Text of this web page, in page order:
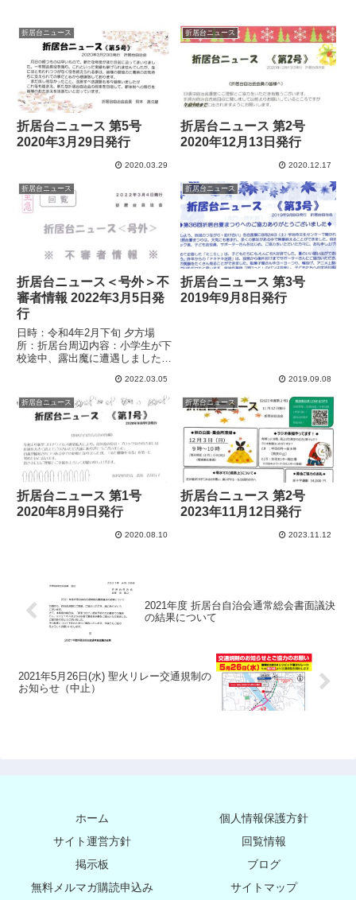
折居台ニュース
折居台ニュース 第5号
2020年3月29日発行
2020.03.29
折居台ニュース
折居台ニュース 第2号
2020年12月13日発行
2020.12.17
折居台ニュース
折居台ニュース＜号外＞不
審者情報 2022年3月5日発
行
日時：令和4年2月下旬 夕方場
所：折居台周辺内容：小学生が下
校途中、露出魔に遭遇しました。
物や散歩などを小学生の下校時間
の頃にしていただくなど、できる
範囲で子供たちの見守りにご協力
いただければ幸いです。お子さ
2022.03.05
折居台ニュース
折居台ニュース 第3号
2019年9月8日発行
2019.09.08
折居台ニュース
折居台ニュース 第1号
2020年8月9日発行
2020.08.10
折居台ニュース
折居台ニュース 第2号
2023年11月12日発行
2023.11.12
2021年度 折居台自治会通常総会書面議決
の結果について
2021年5月26日(水) 聖火リレー交通規制の
お知らせ（中止）
ホーム
個人情報保護方針
サイト運営方針
回覧情報
掲示板
ブログ
無料メルマガ購読申込み
サイトマップ